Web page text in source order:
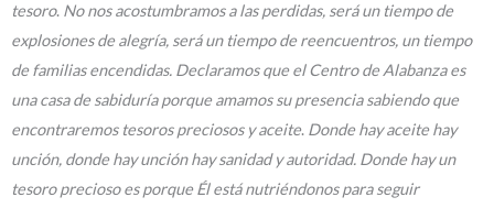
tesoro. No nos acostumbramos a las perdidas, será un tiempo de
explosiones de alegría, será un tiempo de reencuentros, un tiempo
de familias encendidas. Declaramos que el Centro de Alabanza es
una casa de sabiduría porque amamos su presencia sabiendo que
encontraremos tesoros preciosos y aceite. Donde hay aceite hay
unción, donde hay unción hay sanidad y autoridad. Donde hay un
tesoro precioso es porque Él está nutriéndonos para seguir